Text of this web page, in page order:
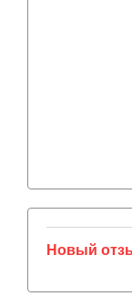
Новый